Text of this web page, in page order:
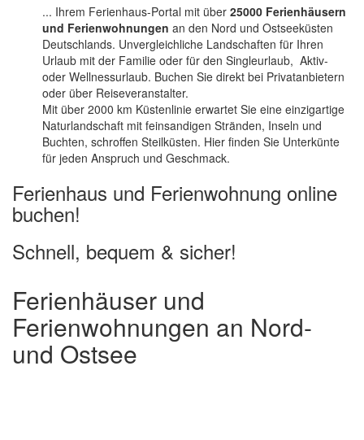
... Ihrem Ferienhaus-Portal mit über25000 Ferienhäusern
und Ferienwohnungen an den Nord und Ostseeküsten
Deutschlands. Unvergleichliche Landschaften für Ihren
Urlaub mit der Familie oder für den Singleurlaub, Aktiv-
oder Wellnessurlaub. Buchen Sie direkt bei Privatanbietern
oder über Reiseveranstalter.
Mit über 2000 km Küstenlinie erwartet Sie eine einzigartige
Naturlandschaft mit feinsandigen Stränden, Inseln und
Buchten, schroffen Steilküsten. Hier finden Sie Unterkünte
für jeden Anspruch und Geschmack.
Ferienhaus und Ferienwohnung online
buchen!
Schnell, bequem & sicher!
Ferienhäuser und
Ferienwohnungen an Nord-
und Ostsee